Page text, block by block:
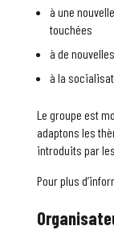
à une
touchées
à de
à la
Le groupe est
adaptons les
introduits par
Pour plus